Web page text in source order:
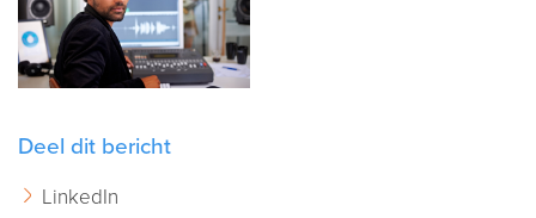
Deel dit bericht
LinkedIn